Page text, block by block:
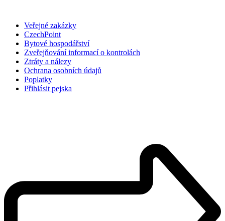
Veřejné zakázky
CzechPoint
Bytové hospodářství
Zveřejňování informací o kontrolách
Ztráty a nálezy
Ochrana osobních údajů
Poplatky
Přihlásit pejska